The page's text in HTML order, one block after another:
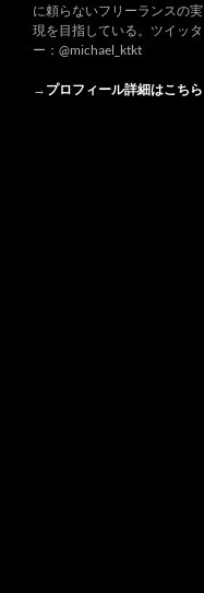
に頼らないフリーランスの実
現を目指している。ツイッタ
ー：@michael_ktkt
→ プロフィール詳細はこちら